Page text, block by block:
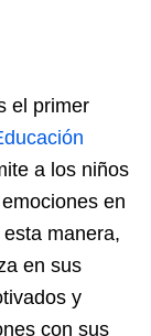
el primer
a los niños
en
manera,
en sus
y
con sus